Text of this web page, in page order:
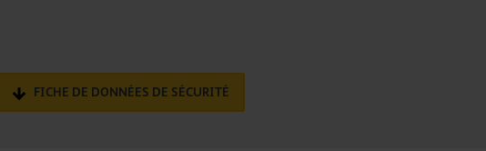
FICHE DE DONNÉES DE SÉCURITÉ